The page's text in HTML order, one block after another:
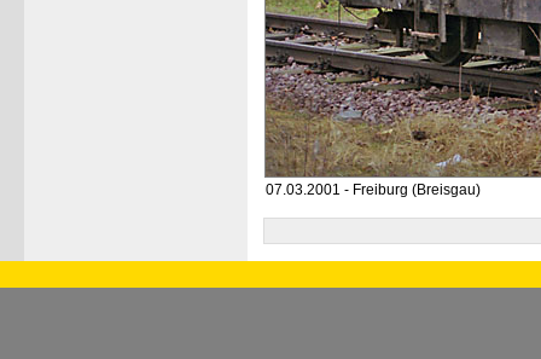
07.03.2001 - Freiburg (Breisgau)